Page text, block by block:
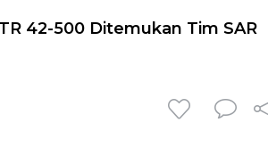
42-500 Ditemukan Tim SAR